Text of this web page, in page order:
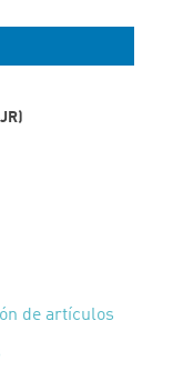
de artículos